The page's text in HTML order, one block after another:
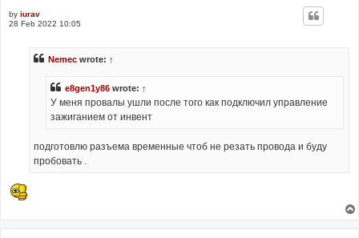
by iurav
28 Feb 2022 10:05
Nemec wrote: ↑
e8gen1y86 wrote: ↑
У меня провалы ушли после того как подключил управление
зажиганием от инвент
подготовлю разъема временные чтоб не резать провода и буду
пробовать .